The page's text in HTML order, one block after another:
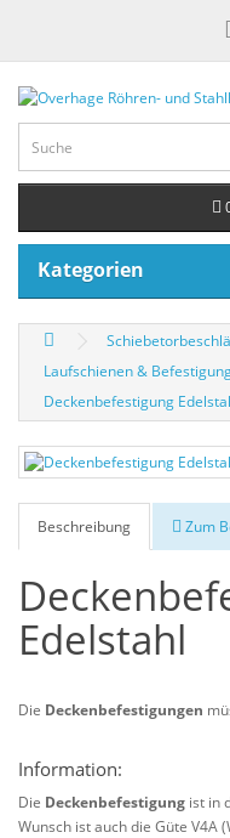
Kategorien
Laufschienen &
Deckenbefestigung
Beschreibung Zum
Edelstahl
Die Deckenbefestigungen
Information:
Die Deckenbefestigung ist in
Wunsch ist auch die Güte V4A